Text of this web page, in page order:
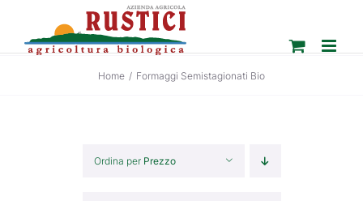
Home / Formaggi Semistagionati Bio
Ordina per Prezzo